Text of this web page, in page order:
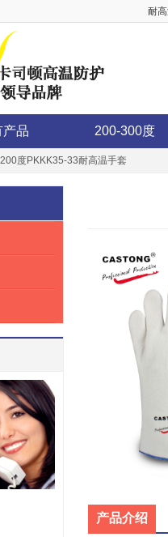
耐
产品 200-300度
度PKKK35-33耐高温手套
产品介绍